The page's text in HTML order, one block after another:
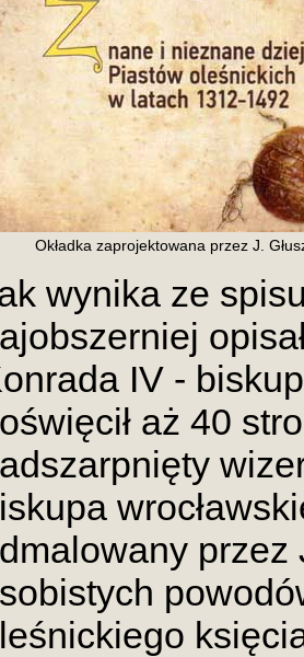
Okładka zaprojektowana przez J.
wynika ze
IV -
aż 40
przez